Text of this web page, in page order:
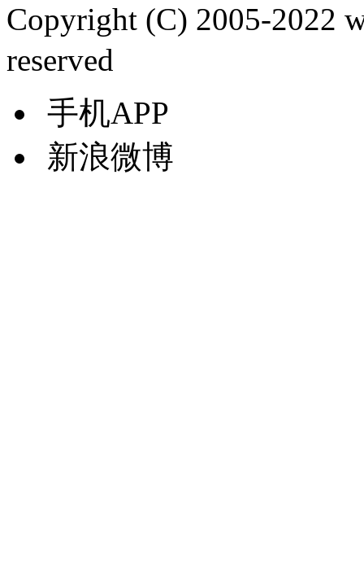
Copyright (C) 2005-2022
reserved
手机APP
新浪微博